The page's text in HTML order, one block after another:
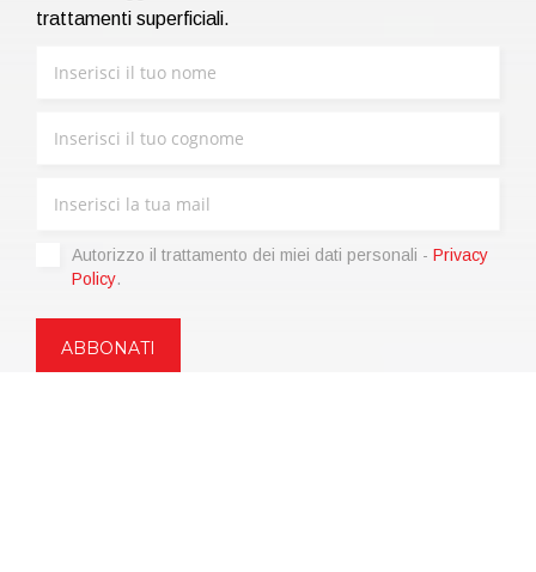
trattamenti superficiali.
Autorizzo il trattamento dei miei dati personali - Privacy
Policy.